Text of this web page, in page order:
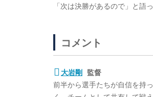
「次は決勝があるので」と語
コメント
大岩剛 監督
前半から選手たちが自信を持